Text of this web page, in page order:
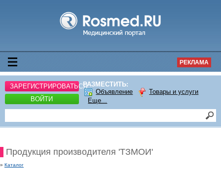
РЕКЛАМА
ЗАРЕГИСТРИРОВАТЬСЯ
ВОЙТИ
РАЗМЕСТИТЬ:
Объявление
Товары и услуги
Еще...
Продукция производителя 'ТЗМОИ'
» Каталог